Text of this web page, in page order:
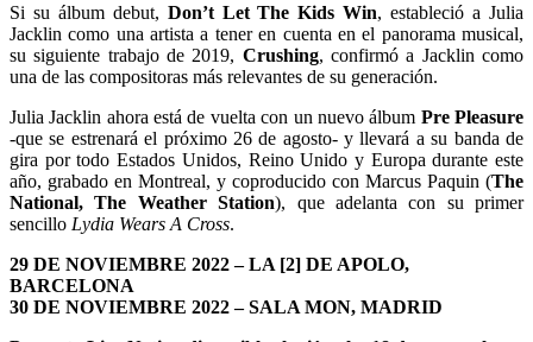
Si su álbum debut, Don’t Let The Kids Win, estableció a Julia
Jacklin como una artista a tener en cuenta en el panorama musical,
su siguiente trabajo de 2019, Crushing, confirmó a Jacklin como
una de las compositoras más relevantes de su generación.
Julia Jacklin ahora está de vuelta con un nuevo álbum Pre Pleasure
-que se estrenará el próximo 26 de agosto- y llevará a su banda de
gira por todo Estados Unidos, Reino Unido y Europa durante este
año, grabado en Montreal, y coproducido con Marcus Paquin (The
National, The Weather Station), que adelanta con su primer
sencillo Lydia Wears A Cross.
29 DE NOVIEMBRE 2022 – LA [2] DE APOLO,
BARCELONA
30 DE NOVIEMBRE 2022 – SALA MON, MADRID